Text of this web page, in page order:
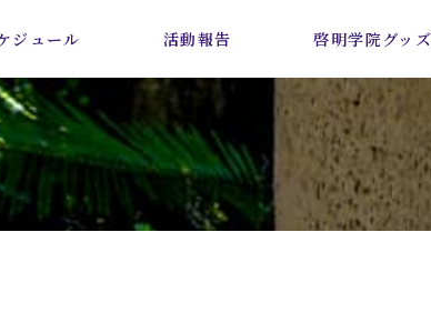
ジュール 活動報告 啓明学院グッ